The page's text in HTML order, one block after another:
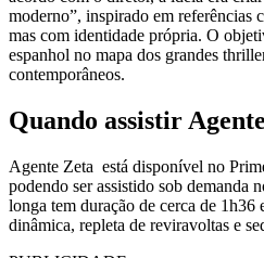
moderno”, inspirado em referências
mas com identidade própria. O
espanhol no mapa dos grandes
contemporâneos.
Quando assistir
Agente Zeta está disponível no
podendo ser assistido sob demanda
longa tem duração de cerca de 1h36
dinâmica, repleta de reviravoltas e